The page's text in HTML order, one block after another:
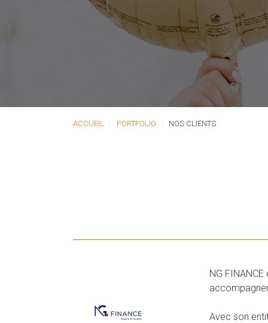
ACCUEIL PORTFOLIO NOS CLIENTS
NG
Avec son